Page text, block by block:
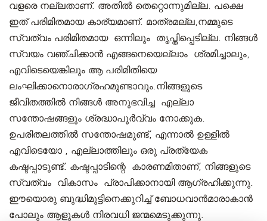
വളരെ നല്ലതാണ്. അതിൽ തെറ്റൊന്നുമില്ല. പക്ഷെ
ഇത് പരിമിതമായ കാര്യമാണ്. മാത്രമല്ല,നമ്മുടെ
സ്വത്വം പരിമിതമായ ഒന്നിലും തൃപ്തിപ്പെടില്ല. നിങ്ങൾ
സ്വയം വഞ്ചിക്കാൻ എങ്ങനെയെല്ലാം ശ്രമിച്ചാലും,
എവിടെയെങ്കിലും ആ പരിമിതിയെ
ലംഘിക്കാനൊരാഗ്രഹമുണ്ടാവും.നിങ്ങളുടെ
ജീവിതത്തിൽ നിങ്ങൾ അനുഭവിച്ച എല്ലാ
സന്തോഷങ്ങളും ശ്രദ്ധാപൂർവ്വം നോക്കുക.
ഉപരിതലത്തിൽ സന്തോഷമുണ്ട്, എന്നാൽ ഉള്ളിൽ
എവിടെയോ , എല്ലാത്തിലും ഒരു പ്രത്യേക
കഷ്ടപ്പാടുണ്ട്. കഷ്ടപ്പാടിന്റെ കാരണമിതാണ്, നിങ്ങളുടെ
സ്വത്വം വികാസം പ്രാപിക്കാനായി ആഗ്രഹിക്കുന്നു.
ഈയൊരു ബുദ്ധിമുട്ടിനെക്കുറിച്ച് ബോധവാൻമാരാകാൻ
പോലും ആളുകൾ നിരവധി ജന്മമെടുക്കുന്നു.